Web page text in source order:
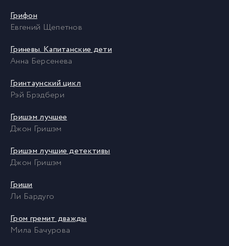
Грифон
Евгений Щепетнов
Гриневы. Капитанские дети
Анна Берсенева
Гринтаунский цикл
Рэй Брэдбери
Гришэм лучшее
Джон Гришэм
Гришэм лучшие детективы
Джон Гришэм
Гриши
Ли Бардуго
Гром гремит дважды
Мила Бачурова